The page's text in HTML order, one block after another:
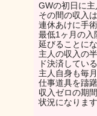
GWの初日に主
その間の収入
連休あけに手
最低1ヶ月の入
延びることにな
主人の収入の
ド決済してい
主人自身も毎
仕事道具を躊
収入ゼロの期
状況になります